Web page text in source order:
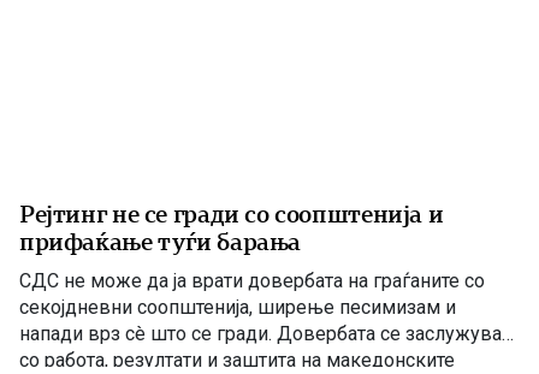
Рејтинг не се гради со соопштенија и
прифаќање туѓи барања
СДС не може да ја врати довербата на граѓаните со
секојдневни соопштенија, ширење песимизам и
напади врз сè што се гради. Довербата се заслужува
со работа, резултати и заштита на македонските